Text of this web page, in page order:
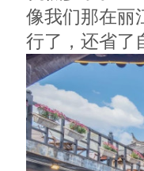
像我们那在丽
行了，还省了